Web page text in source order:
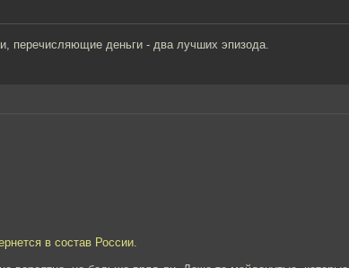
перечисляющие деньги - два лучших эпизода.
в состав России.